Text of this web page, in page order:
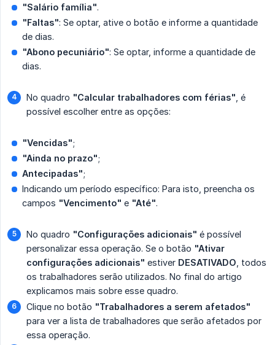
"Salário família".
"Faltas": Se optar, ative o botão e informe a quantidade
de dias.
"Abono pecuniário": Se optar, informe a quantidade de
dias.
No quadro "Calcular trabalhadores com férias" , é
possível escolher entre as opções:
"Vencidas";
"Ainda no prazo";
Antecipadas";
Indicando um período específico: Para isto, preencha os
campos "Vencimento" e "Até".
No quadro "Configurações adicionais" é possível
personalizar essa operação. Se o botão "Ativar
configurações adicionais" estiver DESATIVADO , todos
os trabalhadores serão utilizados. No final do artigo
explicamos mais sobre esse quadro.
Clique no botão "Trabalhadores a serem afetados"
para ver a lista de trabalhadores que serão afetados por
essa operação.